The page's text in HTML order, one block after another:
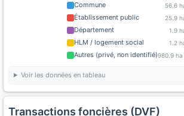
Commune 56.6
Établissement public 25.9
Département 1.9
HLM / logement social 1.2
Autres (privé, non identifié)980.9 ha
Voir les données en tableau
Transactions foncières (DVF)